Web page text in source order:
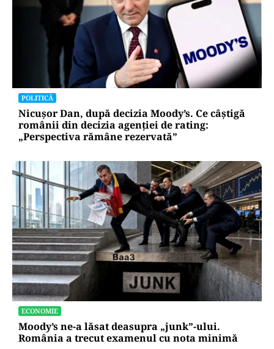
POLITICĂ
Nicușor Dan, după decizia Moody’s. Ce câștigă
românii din decizia agenției de rating:
„Perspectiva rămâne rezervată”
ECONOMIE
Moody’s ne-a lăsat deasupra „junk”-ului.
România a trecut examenul cu nota minimă